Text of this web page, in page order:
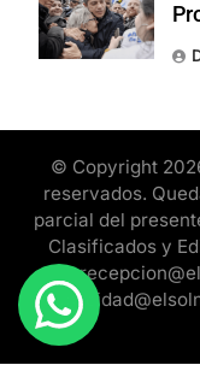
© Copyright
reservados.
parcial del
Clasificados y